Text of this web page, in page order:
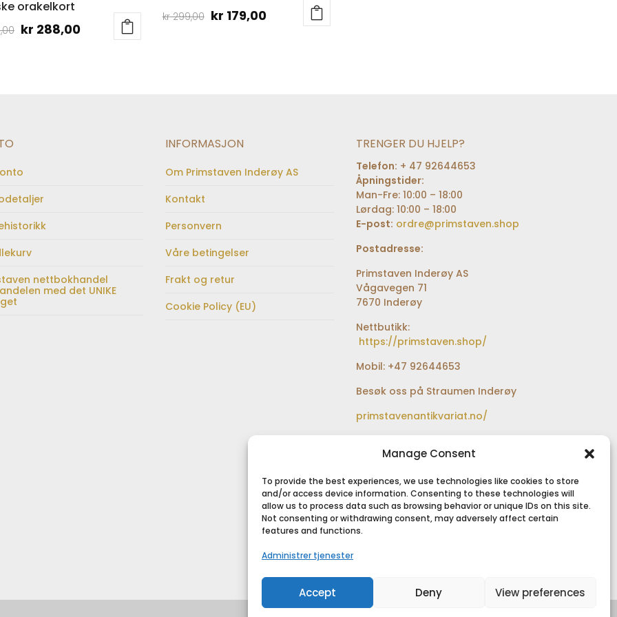
Manage Consent
To provide the best experiences, we use technologies like cookies to store
and/or access device information. Consenting to these technologies will
allow us to process data such as browsing behavior or unique IDs on this site.
Not consenting or withdrawing consent, may adversely affect certain
features and functions.
Administrer tjenester
Accept Deny View preferences
orakelkort
Opprinnelig
kr 288,00Nåværende
kr299,00 Opprinnelig
kr 179,00Nåværende
nettbokhandel
med det UNIKE
INFORMASJON
Om Primstaven Inderøy AS
Kontakt
Personvern
Våre betingelser
Frakt og retur
Cookie Policy (EU)
TRENGER DU HJELP?
Telefon: + 47 92644653
Åpningstider:
Man-Fre: 10:00 – 18:00
Lørdag: 10:00 – 18:00
E-post: ordre@primstaven.shop
Postadresse:
Primstaven Inderøy AS
Vågavegen 71
7670 Inderøy
Nettbutikk:
https://primstaven.shop/
Mobil: +47 92644653
Besøk oss på Straumen Inderøy
primstavenantikvariat.no/
bak Coop extra og Shell
SIKKER BETALING